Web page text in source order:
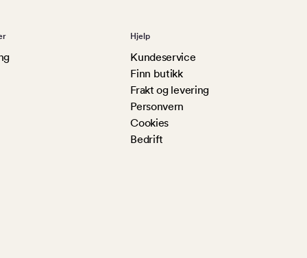
Hjelp
Kundeservice
Finn butikk
Frakt og levering
Personvern
Cookies
Bedrift